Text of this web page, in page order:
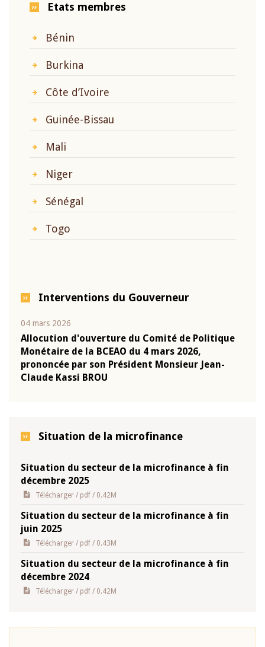
Etats membres
Bénin
Burkina
Côte d’Ivoire
Guinée-Bissau
Mali
Niger
Sénégal
Togo
Interventions du Gouverneur
04 mars 2026
Allocution d'ouverture du Comité de Politique
Monétaire de la BCEAO du 4 mars 2026,
prononcée par son Président Monsieur Jean-
Claude Kassi BROU
Situation de la microfinance
Situation du secteur de la microfinance à fin
décembre 2025
Télécharger / pdf / 0.42M
Situation du secteur de la microfinance à fin
juin 2025
Télécharger / pdf / 0.43M
Situation du secteur de la microfinance à fin
décembre 2024
Télécharger / pdf / 0.42M